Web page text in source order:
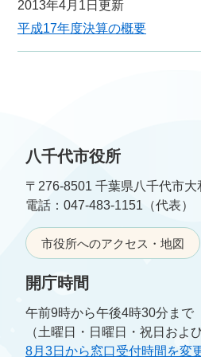
2013年4月1日更新
平成17年度決算の概要
八千代市役所
〒276-8501 千葉県八千代市
電話：047-483-1151（代表）
市役所へのアクセス・地図
開庁時間
午前9時から午後4時30分まで
（土曜日・日曜日・祝日およ
8月3日から窓口受付時間を変